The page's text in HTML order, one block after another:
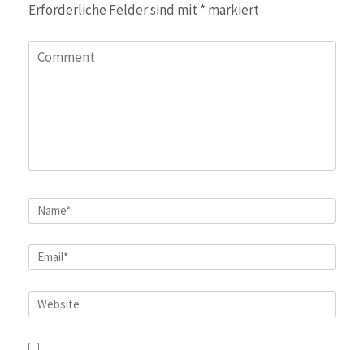
Erforderliche Felder sind mit * markiert
Comment
Name*
Email*
Website